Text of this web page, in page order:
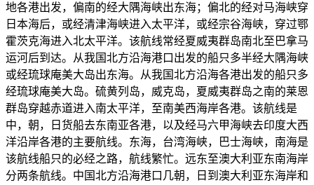
地各港出发，偏南的经大隅海峡出东海；偏北的经对马海峡穿
日本海后，或经清津海峡进入太平洋，或经宗谷海峡，穿过鄂
霍茨克海进入北太平洋。该航线常经夏威夷群岛南北至巴拿马
运河后到达。从我国北方沿海港口出发的船只多半经大隅海峡
或经琉球庵美大岛出东海。从我国北方沿海各港出发的船只多
经琉球庵美大岛。硫黄列岛，威克岛，夏威夷群岛之南的莱恩
群岛穿越赤道进入南太平洋，至南美西海岸各港。该航线是
中，朝，日货船去东南亚各港，以及经马六甲海峡去印度大西
洋沿岸各港的主要航线。东海，台湾海峡，巴士海峡，南海是
该航线船只的必经之路，航线繁忙。远东至澳大利亚东南海岸
分两条航线。中国北方沿海港口几朝，日到澳大利亚东海岸和